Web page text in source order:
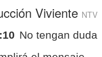
Viviente NTV
No tengan duda